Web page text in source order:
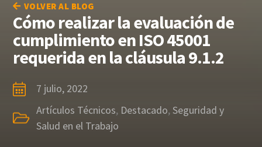
VOLVER AL BLOG
Cómo realizar la evaluación de
cumplimiento en ISO 45001
requerida en la cláusula 9.1.2
7 julio, 2022
Artículos Técnicos, Destacado,Seguridad y
Salud en el Trabajo